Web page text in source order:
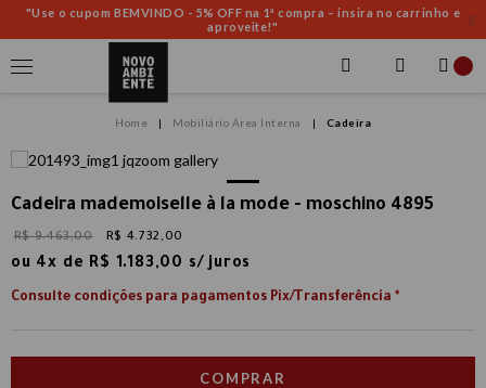
"Use o cupom BEMVINDO - 5% OFF na 1ª compra – insira no carrinho e
aproveite!"
Mobiliário Área Interna Cadeira
Cadeira mademoiselle à la mode - moschino 4895
R$ 9.463,00 R$ 4.732,00
ou 4x de R$ 1.183,00
COMPRAR